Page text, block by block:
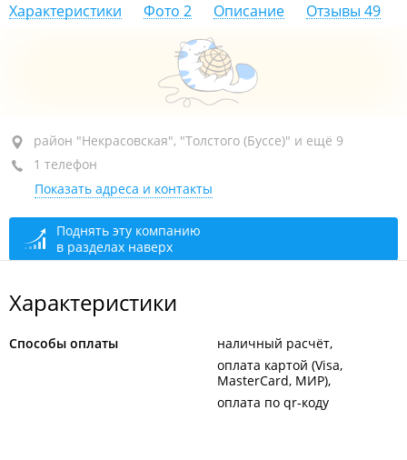
Характеристики Фото 2 Описание Отзывы 49
район "Некрасовская", ул. Военное шоссе, 22
1-й этаж
закрыто, откроется в 09:00
район "Некрасовская", "Толстого (Буссе)" и ещё 9
1 телефон
Показать адреса и контакты
Поднять эту компанию
в разделах наверх
Характеристики
Способы оплаты
наличный расчёт
оплата картой (Visa,
MasterCard, МИР)
оплата по qr-коду